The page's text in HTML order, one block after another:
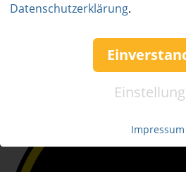
Datenschutzerklärung.
Impressum